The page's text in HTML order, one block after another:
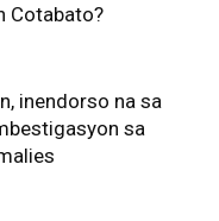
Cotabato?
inendorso na sa
sa